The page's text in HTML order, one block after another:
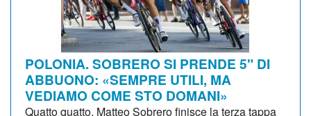
POLONIA. SOBRERO SI PRENDE 5" DI
ABBUONO: «SEMPRE UTILI, MA
VEDIAMO COME STO DOMANI»
Quatto quatto, Matteo Sobrero finisce la terza tappa